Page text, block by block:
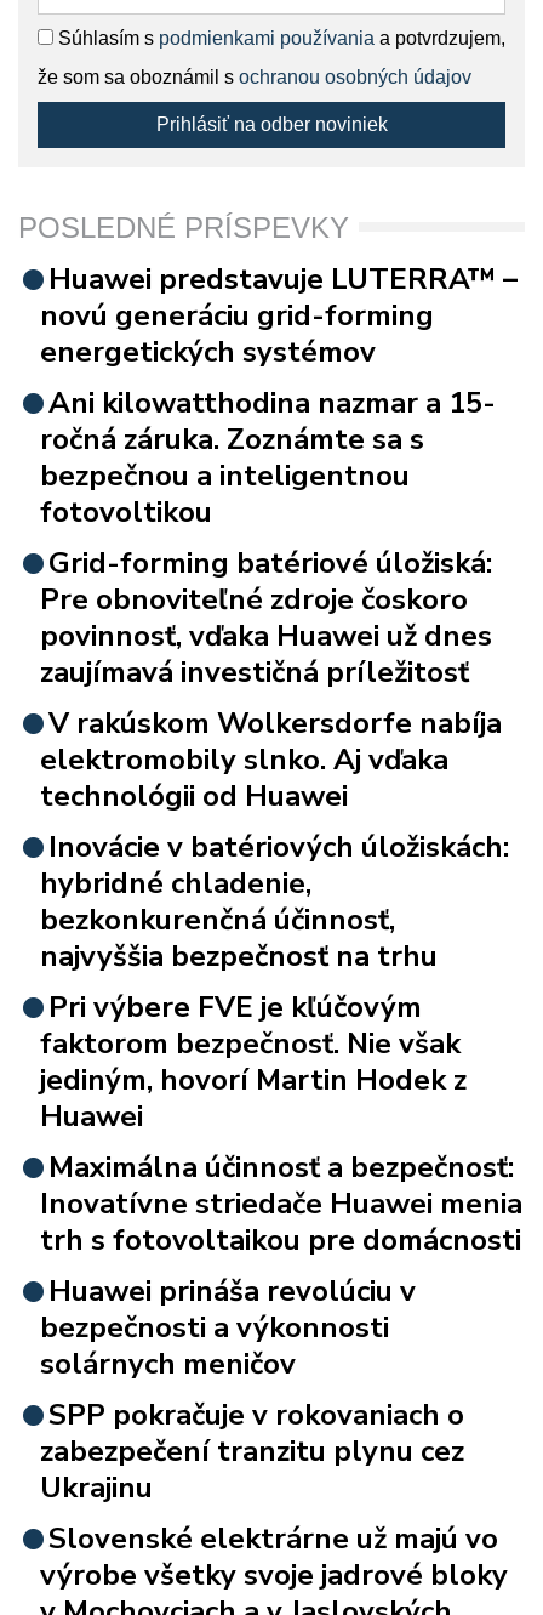
Súhlasím s podmienkami používania a potvrdzujem,
že som sa oboznámil s ochranou osobných údajov
Prihlásiť na odber noviniek
POSLEDNÉ PRÍSPEVKY
Huawei predstavuje LUTERRA™ –
novú generáciu grid-forming
energetických systémov
Ani kilowatthodina nazmar a 15-
ročná záruka. Zoznámte sa s
bezpečnou a inteligentnou
fotovoltikou
Grid-forming batériové úložiská:
Pre obnoviteľné zdroje čoskoro
povinnosť, vďaka Huawei už dnes
zaujímavá investičná príležitosť
V rakúskom Wolkersdorfe nabíja
elektromobily slnko. Aj vďaka
technológii od Huawei
Inovácie v batériových úložiskách:
hybridné chladenie,
bezkonkurenčná účinnosť,
najvyššia bezpečnosť na trhu
Pri výbere FVE je kľúčovým
faktorom bezpečnosť. Nie však
jediným, hovorí Martin Hodek z
Huawei
Maximálna účinnosť a bezpečnosť:
Inovatívne striedače Huawei menia
trh s fotovoltaikou pre domácnosti
Huawei prináša revolúciu v
bezpečnosti a výkonnosti
solárnych meničov
SPP pokračuje v rokovaniach o
zabezpečení tranzitu plynu cez
Ukrajinu
Slovenské elektrárne už majú vo
výrobe všetky svoje jadrové bloky